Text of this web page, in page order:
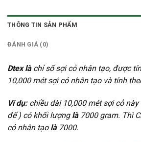
THÔNG TIN SẢN PHẨM
ĐÁNH GIÁ (0)
Dtex là chỉ số sợi cỏ nhân tạo, được
10,000 mét sợi cỏ nhân tạo và tính
Ví dụ:chiều dài 10,000 mét sợi cỏ này
đế ) có khối lượng là 7000 gram. Thì
cỏ nhân tạo là7000.